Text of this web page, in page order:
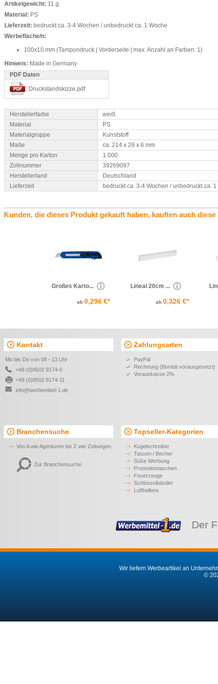
Artikelgewicht: 11 g
Material: PS
Lieferzeit: bedruckt ca. 3-4 Wochen / unbedruckt ca. 1 Woche
Werbefläche/n:
100x10 mm (Tampondruck | Vorderseite | max. Anzahl an Farben: 1)
Hinweis: Made in Germany
PDF Daten
Druckstandskizze.pdf
Herstellerfarbe
weiß
Material
PS
Materialgruppe
Kunststoff
Maße
ca. 214 x 28 x 6 mm
Menge pro Karton
1.000
Zollnummer
39269097
Herstellerland
Deutschland
Lieferzeit
bedruckt ca. 3-4 Wochen / unbedruckt ca. 1
Kunden, die dieses Produkt gekauft haben, kauften auch
Großes Karto...
ab 0,296 €*
Lineal 20cm ...
ab 0,326 €*
Kontakt
Mo bis Do von 08 - 13 Uhr
+49 (0)8502 9174-0
+49 (0)8502 9174-11
info@werbemittel-1.de
Zahlungsarten
PayPal
Rechnung (Bonität vorausgesetzt)
Vorauskasse 2%
Branchensuche
Von A wie Agenturen bis Z wie Zeitungen.
Zur Branchensuche
Topseller-Kategorien
Kugelschreiber
Tassen / Becher
Süße Werbung
Promotiontaschen
Feuerzeuge
Schlüsselbänder
Luftballons
Der
Wir liefern Werbeartikel an
©